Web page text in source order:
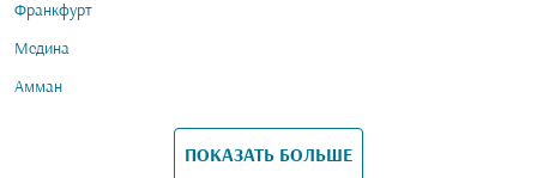
Франкфурт
Медина
Амман
ПОКАЗАТЬ БОЛЬШЕ